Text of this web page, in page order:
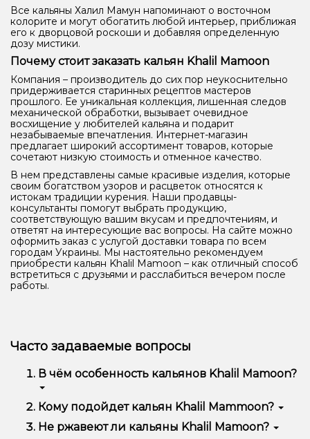
Все кальяны Халил Мамун напоминают о восточном
колорите и могут обогатить любой интерьер, приближая
его к дворцовой роскоши и добавляя определенную
дозу мистики.
Почему стоит заказать кальян Khalil Mamoon
Компания – производитель до сих пор неукоснительно
придерживается старинных рецептов мастеров
прошлого. Ее уникальная коллекция, лишенная следов
механической обработки, вызывает очевидное
восхищение у любителей кальяна и подарит
незабываемые впечатления. Интернет-магазин
предлагает широкий ассортимент товаров, которые
сочетают низкую стоимость и отменное качество.
В нем представлены самые красивые изделия, которые
своим богатством узоров и расцветок относятся к
истокам традиции курения. Наши продавцы-
консультанты помогут выбрать продукцию,
соответствующую вашим вкусам и предпочтениям, и
ответят на интересующие вас вопросы. На сайте можно
оформить заказ с услугой доставки товара по всем
городам Украины. Мы настоятельно рекомендуем
приобрести кальян Khalil Mamoon – как отличный способ
встретиться с друзьями и расслабиться вечером после
работы.
Часто задаваемые вопросы
В чём особенность кальянов Khalil Mamoon?
Это бюджетные кальяны в классическом восточном
декоре используются латунь, медь и прочие
Кому подойдет кальян Khalil Mammoon?
Это идельный кальян для тех, кто любит тяжелую
Не ржавеют ли кальяны Khalil Mamoon?